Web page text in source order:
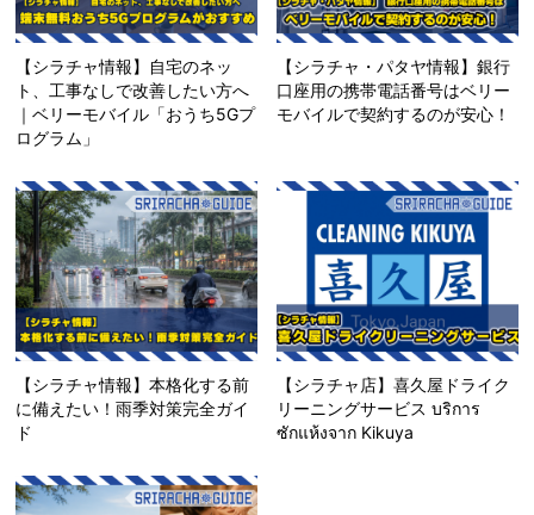
【シラチャ情報】自宅のネッ
ト、工事なしで改善したい方へ
｜ベリーモバイル「おうち5Gプ
ログラム」
【シラチャ・パタヤ情報】銀行
口座用の携帯電話番号はベリー
モバイルで契約するのが安心！
【シラチャ情報】本格化する前
に備えたい！雨季対策完全ガイ
ド
【シラチャ店】喜久屋ドライク
リーニングサービス บริการ
ซักแห้งจาก Kikuya